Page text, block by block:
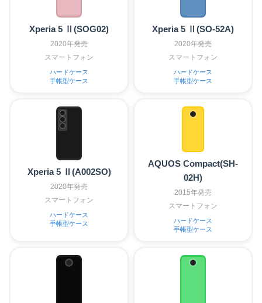
Xperia 5 Ⅱ(SOG02)
2020年発売
スマートフォン
ハードケース
手帳型ケース
Xperia 5 Ⅱ(SO-52A)
2020年発売
スマートフォン
ハードケース
手帳型ケース
Xperia 5 Ⅱ(A002SO)
2020年発売
スマートフォン
ハードケース
手帳型ケース
AQUOS Compact(SH-
02H)
2015年発売
スマートフォン
ハードケース
手帳型ケース